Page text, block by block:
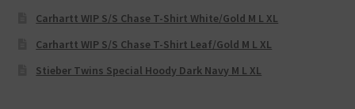
Carhartt WIP S/S Chase T-Shirt White/Gold M L XL
Carhartt WIP S/S Chase T-Shirt Leaf/Gold M L XL
Stieber Twins Special Hoody Dark Navy M L XL